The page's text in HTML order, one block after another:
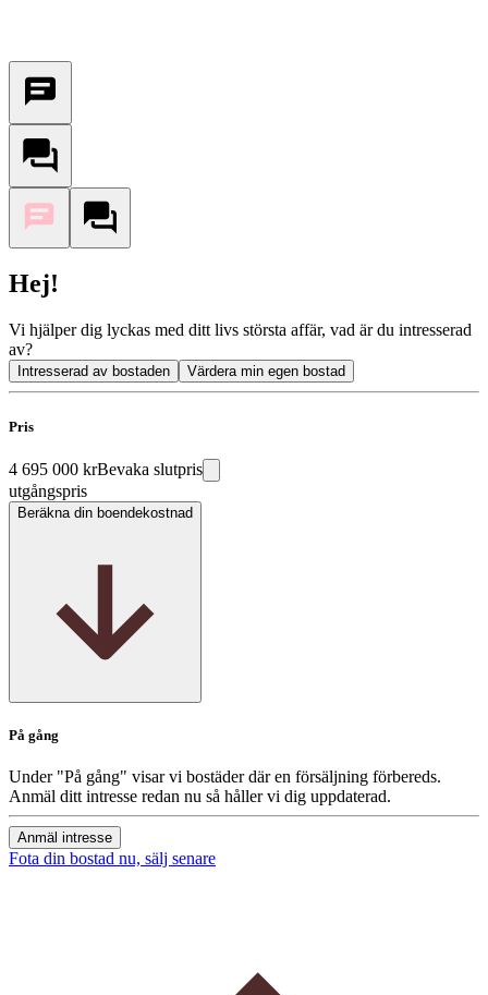
Hej!
Vi hjälper dig lyckas med ditt livs största affär, vad är du intresserad
av?
Intresserad av bostaden Värdera min egen bostad
Pris
4 695 000 krBevaka slutpris
utgångspris
Beräkna din boendekostnad
På gång
Under "På gång" visar vi bostäder där en försäljning förbereds.
Anmäl ditt intresse redan nu så håller vi dig uppdaterad.
Anmäl intresse
Fota din bostad nu, sälj senare